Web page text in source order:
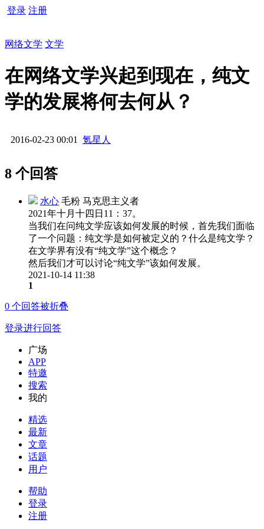
登录 注册
网络文学 文学
在网络文学兴起到现在，纯文
学的发展将何去何从？
2016-02-23 00:01 氪星人
8 个回答
水心 毛粉 马克思主义者
2021年十月十四日11：37。
当我们在问纯文学应该如何发展的时候，首先我们面临
了一个问题：纯文学是如何被定义的？什么是纯文学？
在文学界有没有“纯文学”这个概念？
然后我们才可以讨论“纯文学”该如何发展。
2021-10-14 11:38
1
0 个回答被折叠
登录进行回答
广场
APP
特邀
搜索
我的
精选
最新
文章
话题
用户
帮助
登录
注册